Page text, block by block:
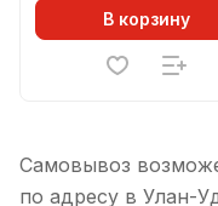
В корзину
Самовывоз
по адресу в Улан-